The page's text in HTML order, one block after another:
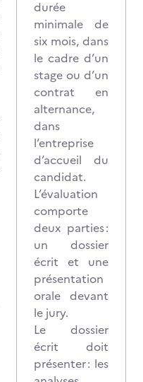
durée
minimale de
six mois, dans
le cadre d’un
stage ou d’un
contrat en
alternance,
dans
l’entreprise
d’accueil du
candidat.
L’évaluation
comporte
deux parties :
un dossier
écrit et une
présentation
orale devant
le jury.
Le dossier
écrit doit
présenter : les